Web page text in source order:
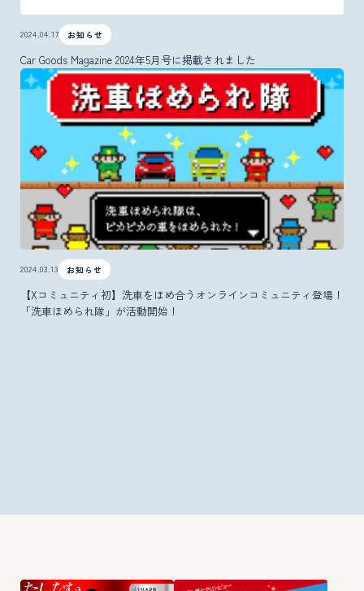
2024.04.17 お知らせ
Car Goods Magazine 2024年5月号に掲載されました
2024.03.13 お知らせ
【Xコミュニティ初】洗⾞をほめ合うオンラインコミュニティ登場！
「洗⾞ほめられ隊」が活動開始！